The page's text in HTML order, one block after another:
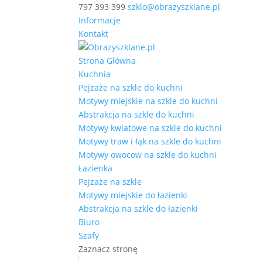
797 393 399 szklo@obrazyszklane.pl
Informacje
Kontakt
Strona Główna
Kuchnia
Pejzaże na szkle do kuchni
Motywy miejskie na szkle do kuchni
Abstrakcja na szkle do kuchni
Motywy kwiatowe na szkle do kuchni
Motywy traw i łąk na szkle do kuchni
Motywy owocow na szkle do kuchni
Łazienka
Pejzaże na szkle
Motywy miejskie do łazienki
Abstrakcja na szkle do łazienki
Biuro
Szafy
Zaznacz stronę